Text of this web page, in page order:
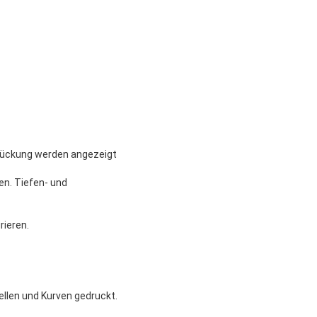
werden angezeigt
Tiefen- und
und Kurven gedruckt.